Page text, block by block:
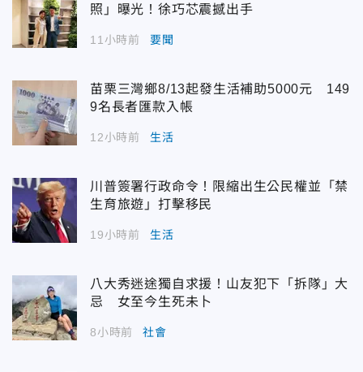
照」曝光！徐巧芯震撼出手
11小時前 要聞
苗栗三灣鄉8/13起發生活補助5000元 149
9名長者匯款入帳
12小時前 生活
川普簽署行政命令！限縮出生公民權並「禁
生育旅遊」打擊移民
19小時前 生活
八大秀迷途獨自求援！山友犯下「拆隊」大
忌 女至今生死未卜
8小時前 社會